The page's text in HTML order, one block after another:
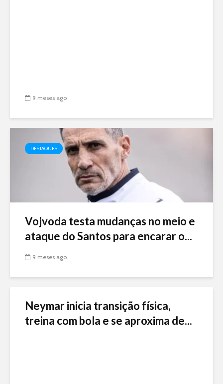
9 meses ago
DESTAQUES
Vojvoda testa mudanças no meio e
ataque do Santos para encarar o...
9 meses ago
Neymar inicia transição física,
treina com bola e se aproxima de...